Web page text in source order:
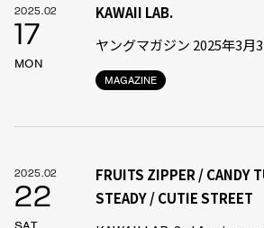
2025.02
17
MON
MAGAZINE
KAWAII LAB.
ヤングマガジン 2025年3月
2025.02
22
FRUITS ZIPPER / CANDY
STEADY / CUTIE STREET